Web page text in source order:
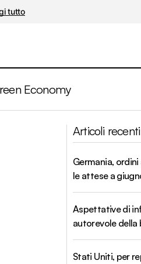
tutto
Economy
prossimo rally?
Articoli recenti
Germania,
le attese a
Aspettative di
autorevole della
Stati Uniti, per